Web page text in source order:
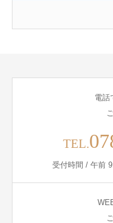
電話
TEL.
受付時間 / 午前